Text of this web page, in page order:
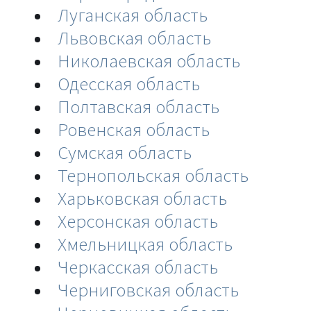
Луганская область
Львовская область
Николаевская область
Одесская область
Полтавская область
Ровенская область
Сумская область
Тернопольская область
Харьковская область
Херсонская область
Хмельницкая область
Черкасская область
Черниговская область